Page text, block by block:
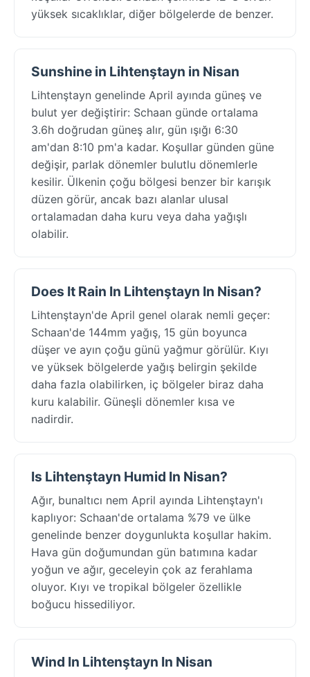
yüksek sıcaklıklar, diğer bölgelerde de benzer.
Sunshine in Lihtenştayn in Nisan
Lihtenştayn genelinde April ayında güneş ve
bulut yer değiştirir: Schaan günde ortalama
3.6h doğrudan güneş alır, gün ışığı 6:30
am'dan 8:10 pm'a kadar. Koşullar günden güne
değişir, parlak dönemler bulutlu dönemlerle
kesilir. Ülkenin çoğu bölgesi benzer bir karışık
düzen görür, ancak bazı alanlar ulusal
ortalamadan daha kuru veya daha yağışlı
olabilir.
Does It Rain In Lihtenştayn In Nisan?
Lihtenştayn'de April genel olarak nemli geçer:
Schaan'de 144mm yağış, 15 gün boyunca
düşer ve ayın çoğu günü yağmur görülür. Kıyı
ve yüksek bölgelerde yağış belirgin şekilde
daha fazla olabilirken, iç bölgeler biraz daha
kuru kalabilir. Güneşli dönemler kısa ve
nadirdir.
Is Lihtenştayn Humid In Nisan?
Ağır, bunaltıcı nem April ayında Lihtenştayn'ı
kaplıyor: Schaan'de ortalama %79 ve ülke
genelinde benzer doygunlukta koşullar hakim.
Hava gün doğumundan gün batımına kadar
yoğun ve ağır, geceleyin çok az ferahlama
oluyor. Kıyı ve tropikal bölgeler özellikle
boğucu hissediliyor.
Wind In Lihtenştayn In Nisan